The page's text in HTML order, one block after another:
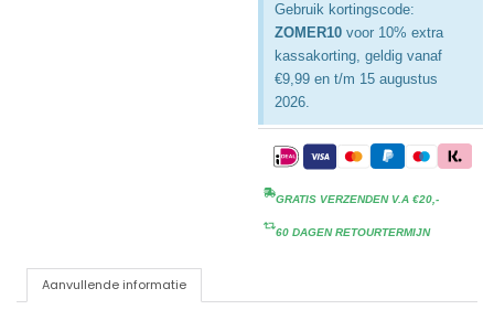
Gebruik kortingscode:
ZOMER10 voor 10% extra
kassakorting, geldig vanaf
€9,99 en t/m 15 augustus
2026.
GRATIS VERZENDEN V.A €20,-
60 DAGEN RETOURTERMIJN
Aanvullende informatie